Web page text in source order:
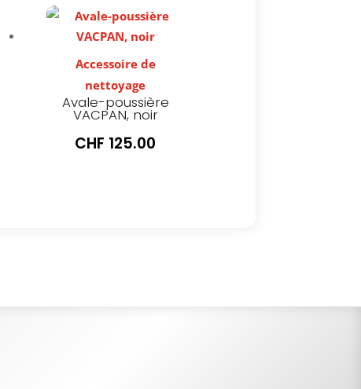
Accessoire de
nettoyage
Avale-poussière
VACPAN, noir
CHF 125.00